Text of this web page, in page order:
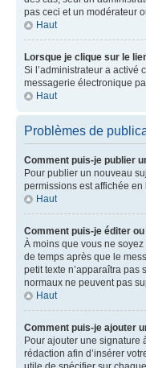
pas ceci et un modérateur
Haut
Lorsque je clique sur le
Si l’administrateur a activé
messagerie électronique
Haut
Problèmes de
Comment puis-je publier
Pour publier un nouveau
permissions est affichée
Haut
Comment puis-je éditer
À moins que vous ne
de temps après que le
petit texte n’apparaîtra pas
normaux ne peuvent pas
Haut
Comment puis-je ajouter
Pour ajouter une signature
rédaction afin d’insérer